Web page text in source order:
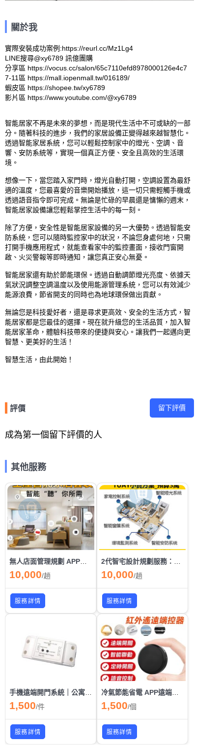
關於我
實際安裝成功案例:https://reurl.cc/Mz1Lg4
LINE搜尋@xy6789 訊億團購
分享區 https://vocus.cc/salon/65c7110efd8978000126e4c7
7-11區 https://mall.iopenmall.tw/016189/
蝦皮區 https://shopee.tw/xy6789
影片區 https://www.youtube.com/@xy6789
智能居家不再是未來的夢想，而是現代生活中不可或缺的一部
分。隨著科技的進步，我們的家居設備正變得越來越智慧化。
透過智能家居系統，您可以輕鬆控制家中的燈光、空調、音
響、安防系統等，實現一個真正方便、安全且高效的生活環
境。
想像一下，當您踏入家門時，燈光自動打開，空調設置為最舒
適的溫度，您最喜愛的音樂開始播放，這一切只需輕觸手機或
透過語音指令即可完成。無論是忙碌的早晨還是慵懶的週末，
智能居家設備讓您輕鬆掌控生活中的每一刻。
除了方便，安全性是智能居家設備的另一大優勢。透過智能安
防系統，您可以隨時監控家中的狀況，不論您身處何地，只需
打開手機應用程式，就能查看家中的監控畫面，接收門窗開
啟、火災警報等即時通知，讓您真正安心無憂。
智能居家還有助於節能環保。透過自動調節燈光亮度、依據天
氣狀況調整空調溫度以及使用能源管理系統，您可以有效減少
能源浪費，節省開支的同時也為地球環保做出貢獻。
無論您是科技愛好者，還是尋求更高效、安全的生活方式，智
能居家都是您最佳的選擇。現在就升級您的生活品質，加入智
能居家革命，體驗科技帶來的便捷與安心。讓我們一起邁向更
智慧、更美好的生活！
智慧生活，由此開始！
評價 留下評價
成為第一個留下評價的人
其他服務
10,000/趟
服務詳情
10,000/趟
服務詳情
手機遠端開門系統｜公寓鐵門APP安裝全面升級
1,500/件
服務詳情
冷氣節能省電 APP遠端自動控制冷氣 冷氣定時開關 節電更簡單｜紅外線遙控器安裝
1,500/個
服務詳情